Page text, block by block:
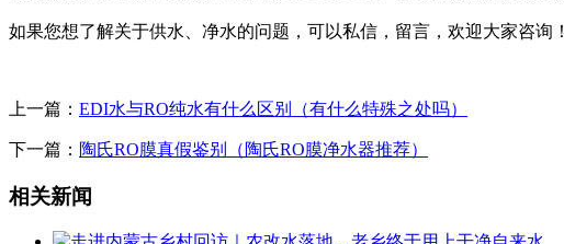
如果您想了解关于供水、净水的问题，可以私信，留言，欢迎大家咨询！
上一篇： EDI水与RO纯水有什么区别（有什么特殊之处吗）
下一篇： 陶氏RO膜真假鉴别（陶氏RO膜净水器推荐）
相关新闻